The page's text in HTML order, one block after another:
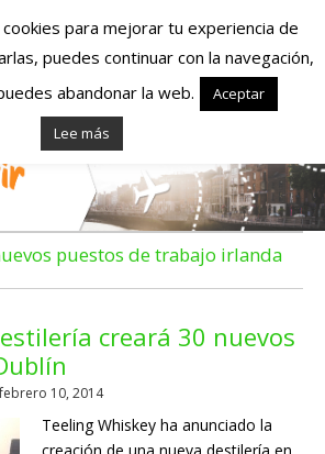
en
– Vivir en
– Trabajo
–
en
viven, estudian y trabajan en
puestos de trabajo irlanda
creará 30 nuevos
febrero 10, 2014
Teeling Whiskey ha anunciado la
para mejorar tu experiencia de
puedes continuar con la navegación,
abandonar la web.
Aceptar
Lee más